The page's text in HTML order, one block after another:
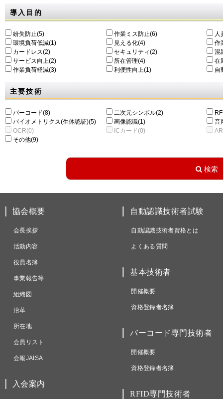
導入目的
紛失防止(5) 作業ミス防止(6)
人
環境負荷低減(1)
⾒える化(4)
作
カードレス(2)
セキュリティ(2)
混
サービス向上(2)
所在管理(4)
在
作業負荷軽減(3)
利便性向上(1) 自
主要技術
バーコード(8) 二次元シンボル(2)
バイオメトリクス(生体認証)(5)
画像認識(1)
音
OCR(0)
ICカード(0)
その他(9)
協会概要
会長挨拶
活動内容
役員名簿
事業報告等
組織図
沿革
所在地
会員リスト
会報JAISA
入会案内
自動認識技術者試験
自動認識技術者資格とは
よくある質問
基本技術者
開催概要
資格登録者名簿
バーコード専門技術者
開催概要
資格登録者名簿
RFID専門技術者